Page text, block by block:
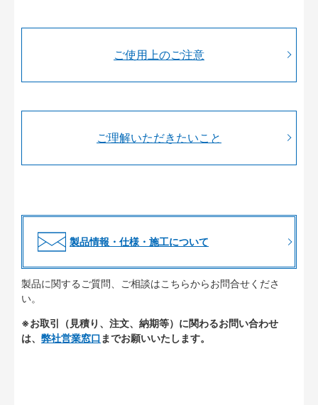
ご使用上のご注意
ご理解いただきたいこと
製品情報・仕様・施工について
製品に関するご質問、ご相談はこちらからお問合せくださ
い。
※お取引（見積り、注文、納期等）に関わるお問い合わせ
は、 弊社営業窓口 までお願いいたします。